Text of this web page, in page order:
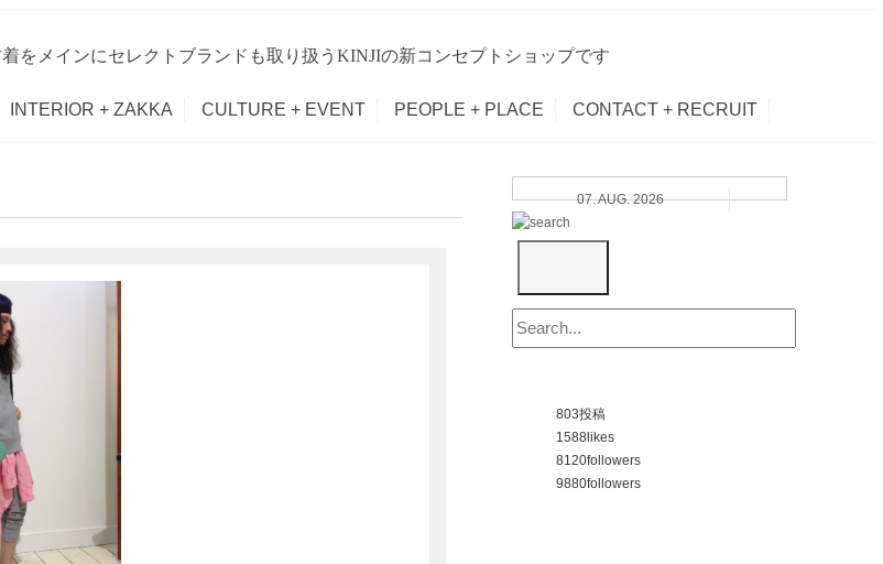
をメインにセレクトブランドも取り扱うKINJIの新コンセプトショップです
INTERIOR + ZAKKA CULTURE + EVENT PEOPLE + PLACE CONTACT + RECRUIT
07. AUG. 2026
803投稿
1588 likes
8120followers
9880followers